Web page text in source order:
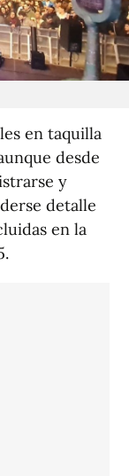
en taquilla
desde
y
detalle
en la